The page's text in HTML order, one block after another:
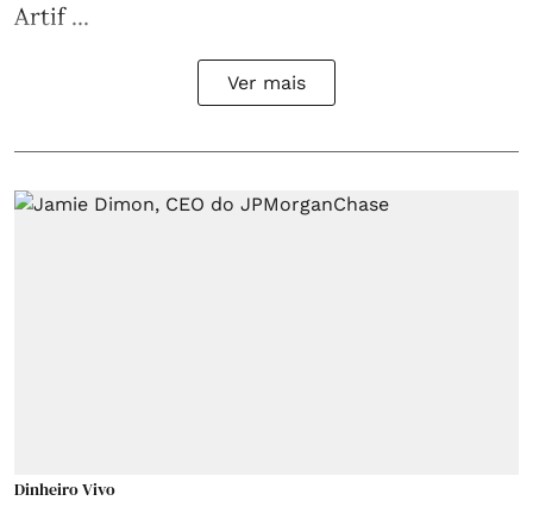
Artif ...
Ver mais
Dinheiro Vivo